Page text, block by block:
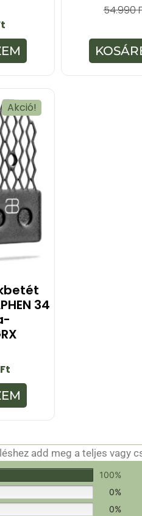
0
a
-
b
ő
l
54.990
Akció!
34
Ft
a
add meg a teljes vagy
a hitelesítéshez szükséges.
100%
0%
0%